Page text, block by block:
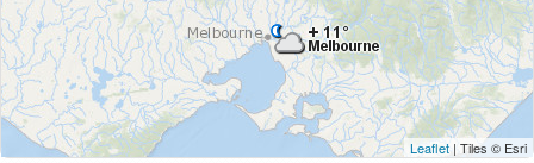
Leaflet | Tiles © Esri